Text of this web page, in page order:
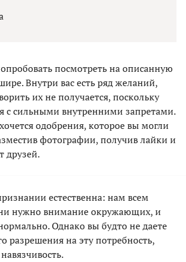
посмотреть на описанную
Внутри вас есть ряд желаний,
их не получается, поскольку
с сильными внутренними запретами.
одобрения, которое вы могли
фотографии, получив лайки и
друзей.
естественна: нам всем
нужно внимание окружающих, и
Однако вы будто не даете
разрешения на эту потребность,